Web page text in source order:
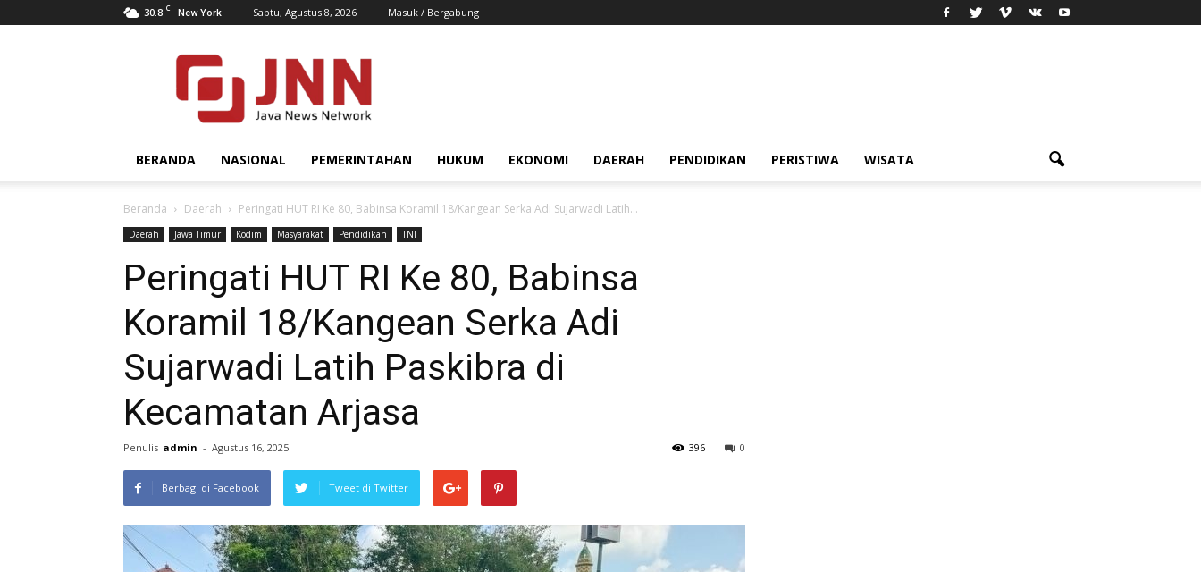
30.8 C New York Sabtu, Agustus 8, 2026 Masuk / Bergabung
JNN.co.id
BERANDA NASIONAL PEMERINTAHAN HUKUM EKONOMI DAERAH PENDIDIKAN PERISTIWA WISATA
Beranda Daerah Peringati HUT RI Ke 80, Babinsa Koramil 18/Kangean Serka Adi Sujarwadi Latih...
Daerah Jawa Timur Kodim Masyarakat Pendidikan TNI
Peringati HUT RI Ke 80, Babinsa
Koramil 18/Kangean Serka Adi
Sujarwadi Latih Paskibra di
Kecamatan Arjasa
Penulis admin - Agustus 16, 2025 0
396
Berbagi di Facebook Tweet di Twitter